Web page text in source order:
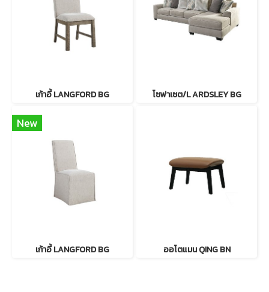
เก้าอี้ LANGFORD BG โซฟาเซต/L ARDSLEY BG
New
เก้าอี้ LANGFORD BG ออโตแมน QING BN